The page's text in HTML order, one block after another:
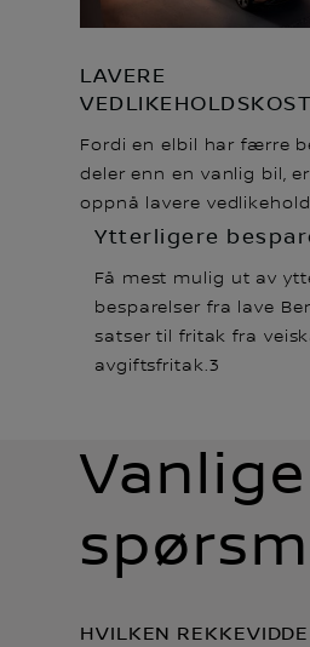
LAVERE
Fordi en elbil har færre
deler enn en vanlig bil,
oppnå lavere
Ytterligere
Få mest mulig ut av
besparelser fra lave
satser til fritak fra
avgiftsfritak.3
Vanlige
HVILKEN REKKEVIDDE